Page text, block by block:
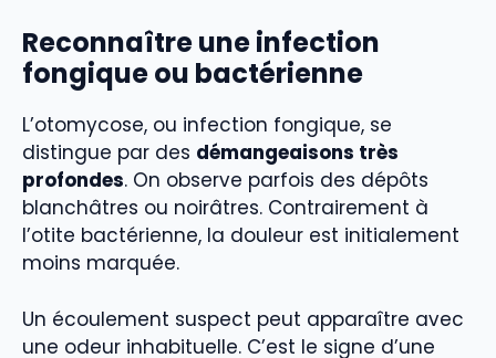
Reconnaître une infection
fongique ou bactérienne
L’otomycose, ou infection fongique, se
distingue par des démangeaisons très
profondes. On observe parfois des dépôts
blanchâtres ou noirâtres. Contrairement à
l’otite bactérienne, la douleur est initialement
moins marquée.
Un écoulement suspect peut apparaître avec
une odeur inhabituelle. C’est le signe d’une